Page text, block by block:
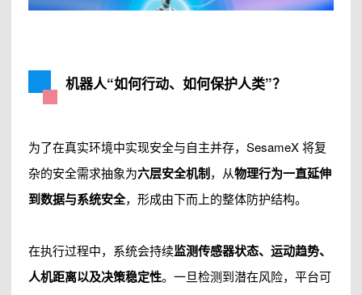
机器人“如何行动、如何保护人类”？
为了在真实环境中实现安全与自主并存，SesameX 将复
杂的安全需求抽象为六层安全机制，从物理行为一直延伸
到数据与系统安全，形成由下而上的整体防护结构。
在执行过程中，系统会持续监测传感器状态、运动趋势、
人机距离以及决策稳定性。一旦检测到潜在风险，平台可